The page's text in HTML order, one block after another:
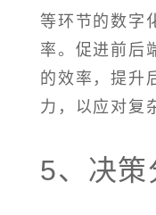
等环节的数字
率。促进前后
的效率，提升
力，以应对复
5、决策